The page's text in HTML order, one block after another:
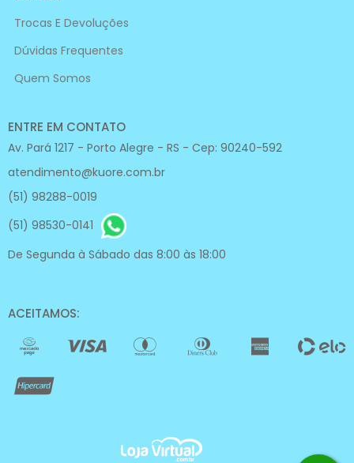
Trocas E Devoluções
Dúvidas Frequentes
Quem Somos
ENTRE EM CONTATO
Av. Pará 1217 - Porto Alegre - RS - Cep: 90240-592
atendimento@kuore.com.br
(51) 98288-0019
(51) 98530-0141
De Segunda à Sábado das 8:00 às 18:00
ACEITAMOS: